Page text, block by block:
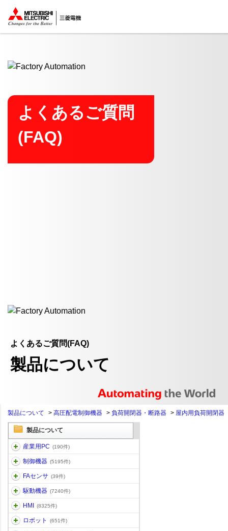
ここから本文
よくあるご質問
(FAQ)
よくあるご質問(FAQ)
製品について
製品について > 高圧配電制御機器 > 負荷開閉器・断路器 > 屋内用負荷開閉器
製品について
産業用PC (190件)
制御機器 (5195件)
FAセンサ (39件)
駆動機器 (7240件)
HMI (8325件)
ロボット (651件)